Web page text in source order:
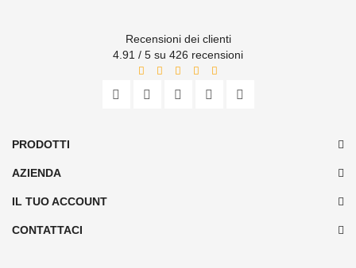
Recensioni dei clienti
4.91 / 5 su 426 recensioni
PRODOTTI
AZIENDA
IL TUO ACCOUNT
CONTATTACI